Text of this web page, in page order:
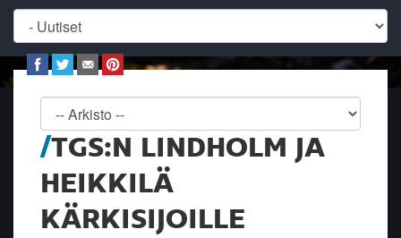
TGS:N LINDHOLM JA
HEIKKILÄ
KÄRKISIJOILLE